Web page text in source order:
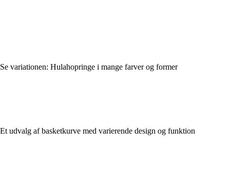
Se variationen: Hulahopringe i mange farver og former
Et udvalg af basketkurve med varierende design og funktion